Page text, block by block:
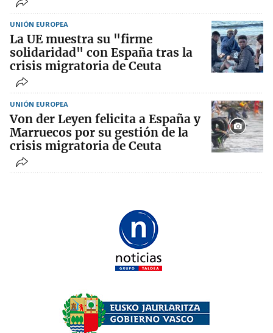
UNIÓN EUROPEA
La UE muestra su "firme
solidaridad" con España tras la
crisis migratoria de Ceuta
UNIÓN EUROPEA
Von der Leyen felicita a España y
Marruecos por su gestión de la
crisis migratoria de Ceuta